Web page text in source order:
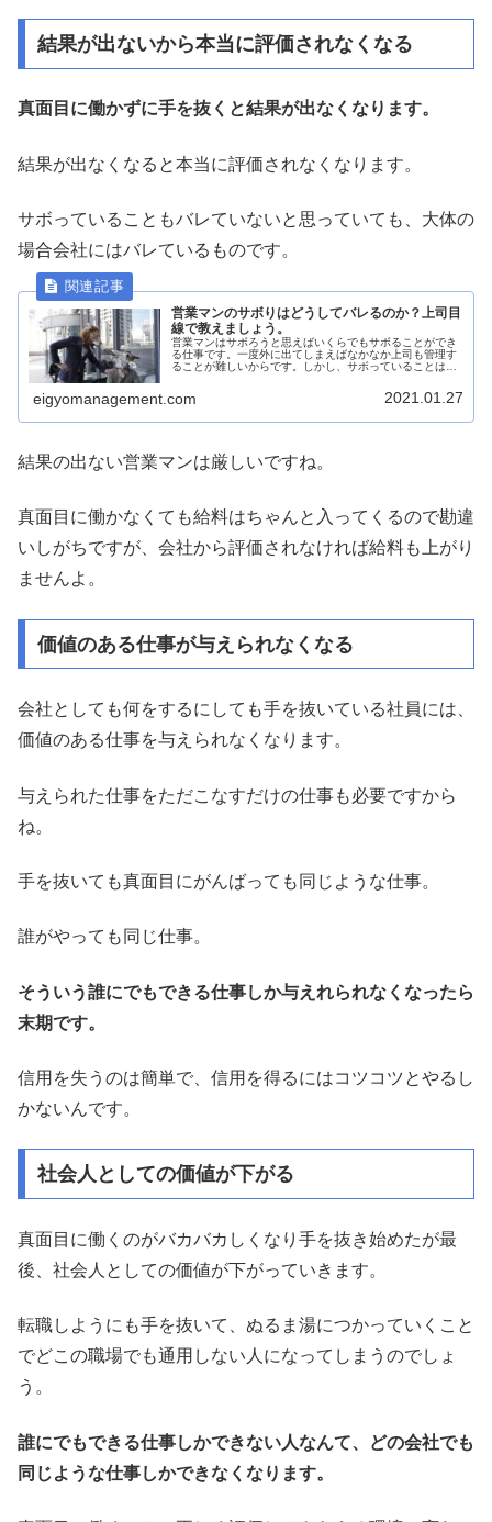
結果が出ないから本当に評価されなくなる
真面目に働かずに手を抜くと結果が出なくなります。
結果が出なくなると本当に評価されなくなります。
サボっていることもバレていないと思っていても、大体の
場合会社にはバレているものです。
営業マンのサボりはどうしてバレるのか？上司目
線で教えましょう。
営業マンはサボろうと思えばいくらでもサボることができ
る仕事です。一度外に出てしまえばなかなか上司も管理す
ることが難しいからです。しかし、サボっていることは上
eigyomanagement.com 2021.01.27
結果の出ない営業マンは厳しいですね。
真面目に働かなくても給料はちゃんと入ってくるので勘違
いしがちですが、会社から評価されなければ給料も上がり
ませんよ。
価値のある仕事が与えられなくなる
会社としても何をするにしても手を抜いている社員には、
価値のある仕事を与えられなくなります。
与えられた仕事をただこなすだけの仕事も必要ですから
ね。
手を抜いても真面目にがんばっても同じような仕事。
誰がやっても同じ仕事。
そういう誰にでもできる仕事しか与えれられなくなったら
末期です。
信用を失うのは簡単で、信用を得るにはコツコツとやるし
かないんです。
社会人としての価値が下がる
真面目に働くのがバカバカしくなり手を抜き始めたが最
後、社会人としての価値が下がっていきます。
転職しようにも手を抜いて、ぬるま湯につかっていくこと
でどこの職場でも通用しない人になってしまうのでしょ
う。
誰にでもできる仕事しかできない人なんて、どの会社でも
同じような仕事しかできなくなります。